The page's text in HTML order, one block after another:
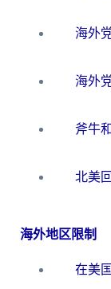
海外地区限制